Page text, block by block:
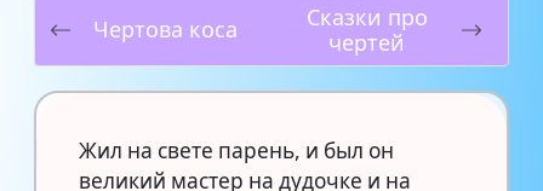
Чертова коса
Сказки про
чертей
Жил на свете парень, и был он
великий мастер на дудочке и на